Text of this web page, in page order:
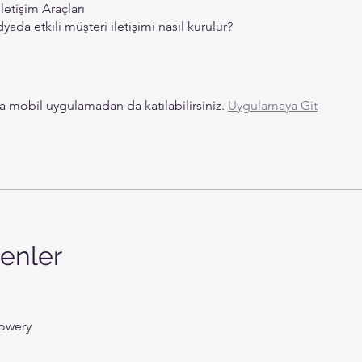
Araçları
etkili müşteri iletişimi nasıl kurulur?
mobil uygulamadan da katılabilirsiniz. Uygulamaya Git